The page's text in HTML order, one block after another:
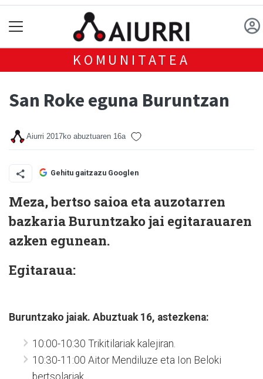
KOMUNITATEA
San Roke eguna Buruntzan
Aiurri 2017ko abuztuaren 16a
Gehitu gaitzazu Googlen
Meza, bertso saioa eta auzotarren
bazkaria Buruntzako jai egitarauaren
azken egunean.
Egitaraua:
Buruntzako jaiak. Abuztuak 16, astezkena:
10:00-10:30 Trikitilariak kalejiran.
10:30-11:00 Aitor Mendiluze eta Ion Beloki